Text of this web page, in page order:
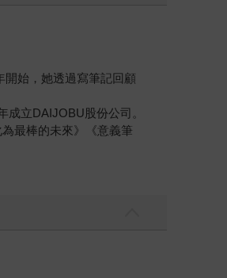
開始，她透過寫筆記回顧
立DAIJOBU股份公司。
最棒的未來》《意義筆